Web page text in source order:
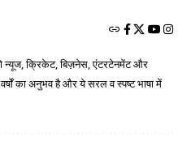
न्यूज, क्रिकेट, बिज़नेस, एंटरटेनमेंट और
का अनुभव है और ये सरल व स्पष्ट भाषा में